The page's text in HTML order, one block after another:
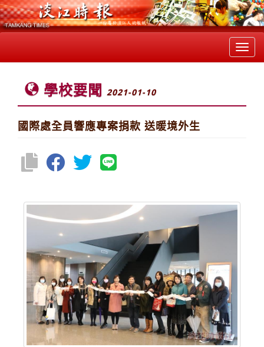
學校要聞 2021-01-10
國際處全員響應專案捐款 送暖境外生